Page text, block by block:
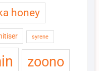
honey
syrene
zoono